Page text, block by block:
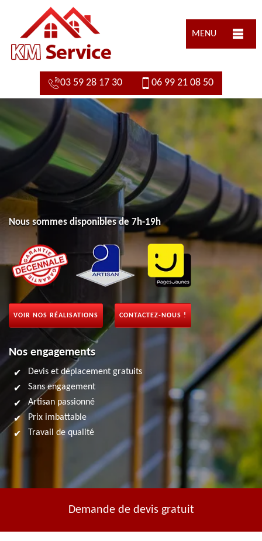
MENU
03 59 28 17 30 06 99 21 08 50
Nous sommes disponibles de 7h-19h
VOIR NOS RÉALISATIONS CONTACTEZ-NOUS !
Nos engagements
Devis et déplacement gratuits
Sans engagement
Artisan passionné
Prix imbattable
Travail de qualité
Demande de devis gratuit